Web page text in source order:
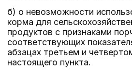
б) о невозможности
корма для
продуктов с признаками
соответствующих
абзацах третьем и
настоящего пункта.